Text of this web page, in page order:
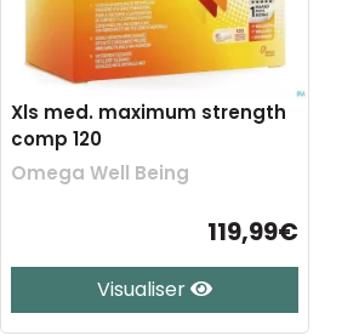
Xls med. maximum strength
comp 120
Omega Well Being
119,99€
Visualiser